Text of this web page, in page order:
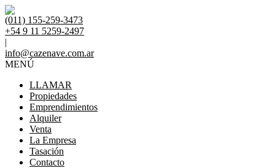
(011) 155-259-3473
+54 9 11 5259-2497
|
info@cazenave.com.ar
MENÚ
LLAMAR
Propiedades
Emprendimientos
Alquiler
Venta
La Empresa
Tasación
Contacto